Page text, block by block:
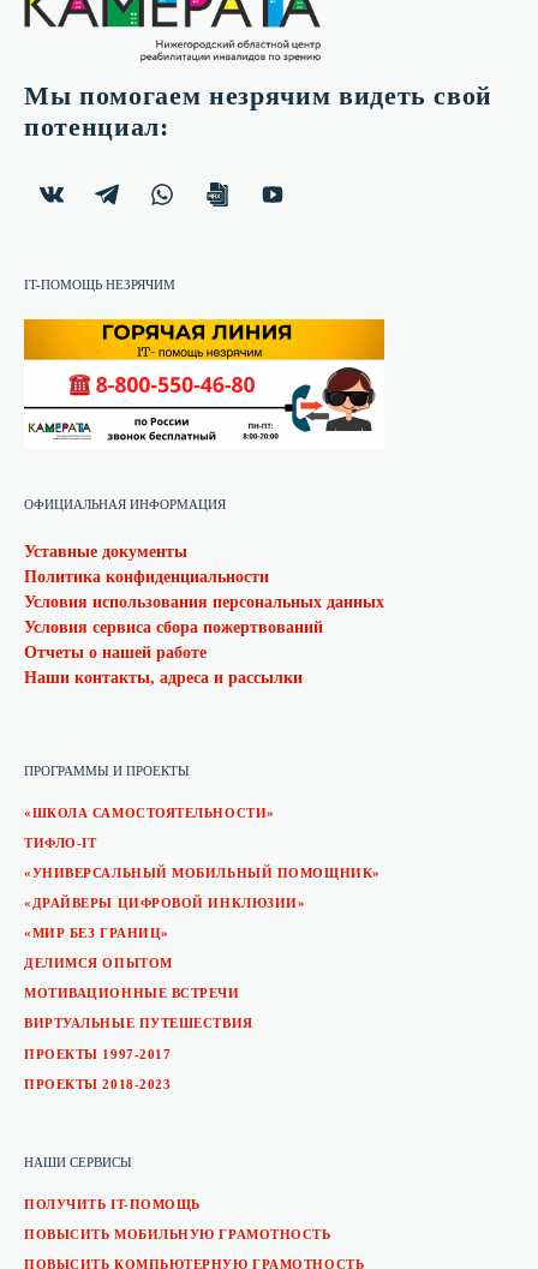
Мы помогаем незрячим видеть свой
потенциал:
IT-ПОМОЩЬ НЕЗРЯЧИМ
ПРОГРАММЫ И ПРОЕКТЫ
«ШКОЛА САМОСТОЯТЕЛЬНОСТИ»
ТИФЛО-IT
«УНИВЕРСАЛЬНЫЙ МОБИЛЬНЫЙ ПОМОЩНИК»
«ДРАЙВЕРЫ ЦИФРОВОЙ ИНКЛЮЗИИ»
«МИР БЕЗ ГРАНИЦ»
ДЕЛИМСЯ ОПЫТОМ
МОТИВАЦИОННЫЕ ВСТРЕЧИ
ВИРТУАЛЬНЫЕ ПУТЕШЕСТВИЯ
ПРОЕКТЫ 1997-2017
ПРОЕКТЫ 2018-2023
НАШИ СЕРВИСЫ
ПОЛУЧИТЬ IT-ПОМОЩЬ
ПОВЫСИТЬ МОБИЛЬНУЮ ГРАМОТНОСТЬ
ПОВЫСИТЬ КОМПЬЮТЕРНУЮ ГРАМОТНОСТЬ
ОФИЦИАЛЬНАЯ ИНФОРМАЦИЯ
Уставные документы
Политика конфиденциальности
Условия использования персональных данных
Условия сервиса сбора пожертвований
Отчеты о нашей работе
Наши контакты, адреса и рассылки